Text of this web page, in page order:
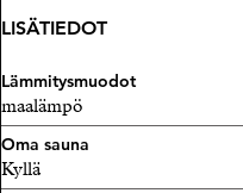
arki tuntuu juhlalta ja
Varaathan aikasi
Anna Nikunen LKV
Strand Partner
LISÄTIEDOT
Lämmitysmuodot
maalämpö
Oma sauna
Kyllä